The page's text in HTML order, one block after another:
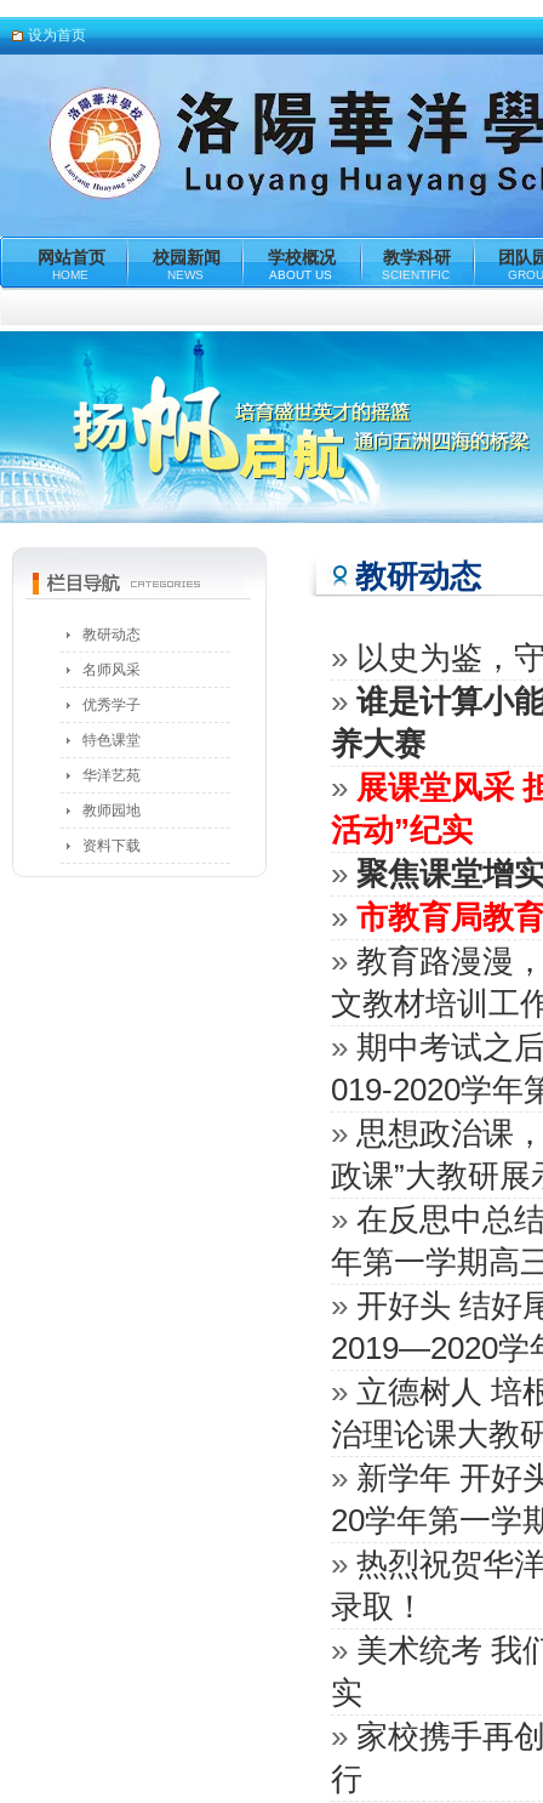
设为首页
网站首页
HOME
校园新闻
NEWS
学校概况
ABOUT US
教学科研
SCIENTIFIC
团队
教研动态
名师风采
优秀学子
特色课堂
华洋艺苑
教师园地
资料下载
教研动态
» 以史为鉴，
» 谁是计算小
养大赛
» 展课堂风采
活动”纪实
» 聚焦课堂增
» 市教育局教
» 教育路漫漫
文教材培训工
» 期中考试之
019-2020学年
» 思想政治课
政课”大教研展
» 在反思中总
年第一学期高
» 开好头 结好
2019—2020学
» 立德树人 培
治理论课大教
» 新学年 开好
20学年第一学
» 热烈祝贺华
录取！
» 美术统考 我
实
» 家校携手再
行